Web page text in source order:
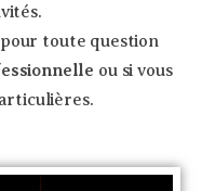
toute question
ou si vous